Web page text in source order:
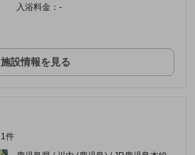
入浴料金：-
施設情報を見る
1件